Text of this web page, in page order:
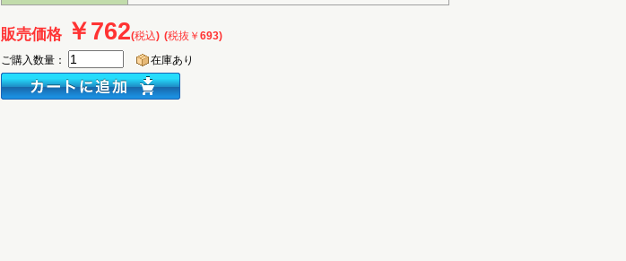
販売価格 ￥762(税込) (税抜￥693)
ご購入数量： 在庫あり